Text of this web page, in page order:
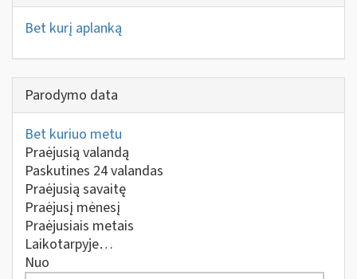
Bet kurį aplanką
Parodymo data
Bet kuriuo metu
Praėjusią valandą
Paskutines 24 valandas
Praėjusią savaitę
Praėjusį mėnesį
Praėjusiais metais
Laikotarpyje…
Nuo